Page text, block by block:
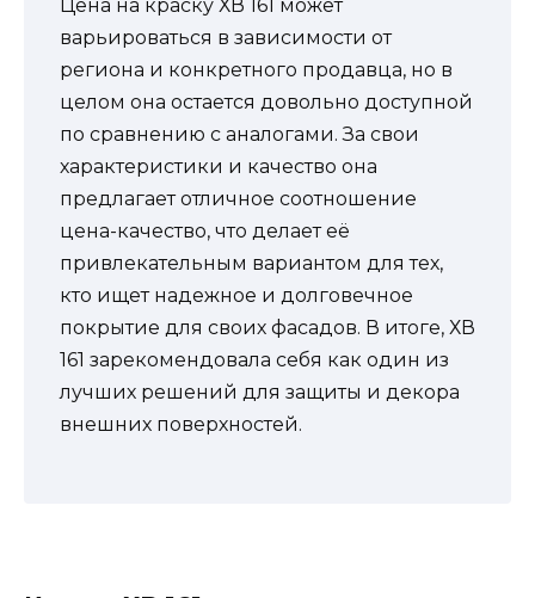
Цена на краску ХВ 161 может
варьироваться в зависимости от
региона и конкретного продавца, но в
целом она остается довольно доступной
по сравнению с аналогами. За свои
характеристики и качество она
предлагает отличное соотношение
цена-качество, что делает её
привлекательным вариантом для тех,
кто ищет надежное и долговечное
покрытие для своих фасадов. В итоге, ХВ
161 зарекомендовала себя как один из
лучших решений для защиты и декора
внешних поверхностей.